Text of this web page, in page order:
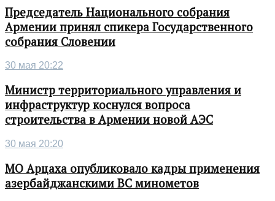
Председатель Национального собрания
Армении принял спикера Государственного
собрания Словении
30 мая 20:22
Министр территориального управления и
инфраструктур коснулся вопроса
строительства в Армении новой АЭС
30 мая 20:20
МО Арцаха опубликовало кадры применения
азербайджанскими ВС минометов